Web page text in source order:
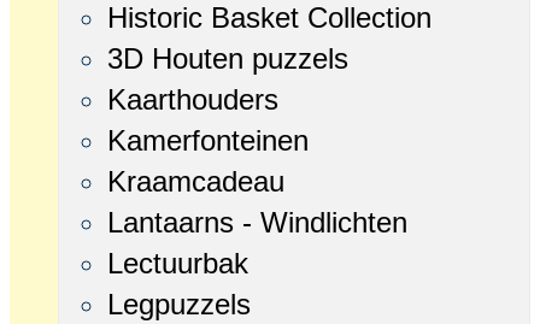
Historic Basket Collection
3D Houten puzzels
Kaarthouders
Kamerfonteinen
Kraamcadeau
Lantaarns - Windlichten
Lectuurbak
Legpuzzels